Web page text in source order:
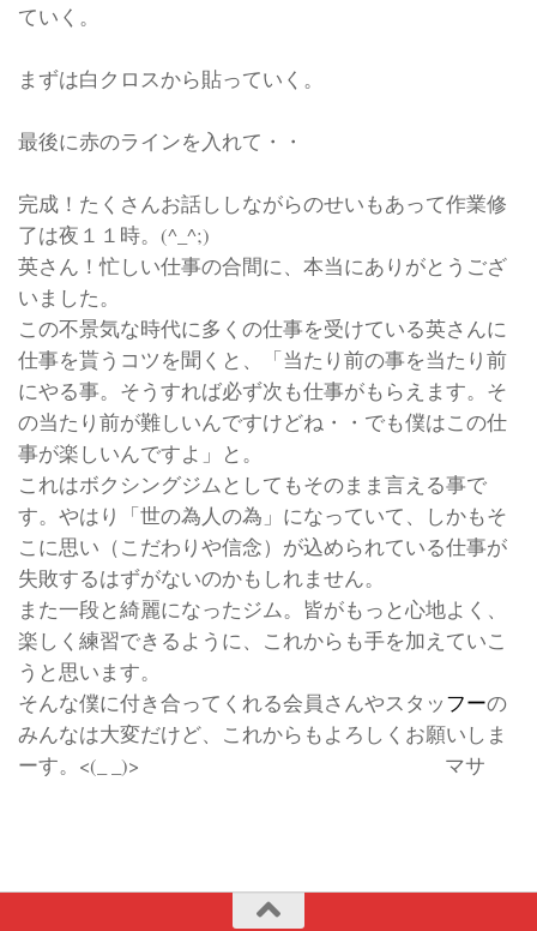
ていく。
まずは白クロスから貼っていく。
最後に赤のラインを入れて・・
完成！たくさんお話ししながらのせいもあって作業修
了は夜１１時。(^_^;)
英さん！忙しい仕事の合間に、本当にありがとうござ
いました。
この不景気な時代に多くの仕事を受けている英さんに
仕事を貰うコツを聞くと、「当たり前の事を当たり前
にやる事。そうすれば必ず次も仕事がもらえます。そ
の当たり前が難しいんですけどね・・でも僕はこの仕
事が楽しいんですよ」と。
これはボクシングジムとしてもそのまま言える事で
す。やはり「世の為人の為」になっていて、しかもそ
こに思い（こだわりや信念）が込められている仕事が
失敗するはずがないのかもしれません。
また一段と綺麗になったジム。皆がもっと心地よく、
楽しく練習できるように、これからも手を加えていこ
うと思います。
そんな僕に付き合ってくれる会員さんやスタッフーの
みんなは大変だけど、これからもよろしくお願いしま
ーす。<(_ _)> マサ